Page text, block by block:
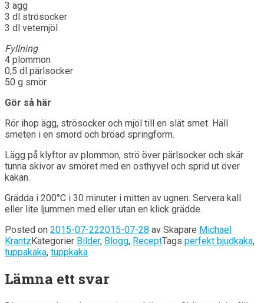
3 ägg
3 dl strösocker
3 dl vetemjöl
Fyllning
4 plommon
0,5 dl pärlsocker
50 g smör
Gör så här
Rör ihop ägg, strösocker och mjöl till en slät smet. Häll
smeten i en smord och bröad springform.
Lägg på klyftor av plommon, strö över pärlsocker och skär
tunna skivor av smöret med en osthyvel och sprid ut över
kakan.
Grädda i 200°C i 30 minuter i mitten av ugnen. Servera kall
eller lite ljummen med eller utan en klick grädde.
Posted on 2015-07-222015-07-28 av Skapare Michael
KrantzKategorier Bilder, Blogg, ReceptTags perfekt bjudkaka,
tuppakaka, tuppkaka
Lämna ett svar